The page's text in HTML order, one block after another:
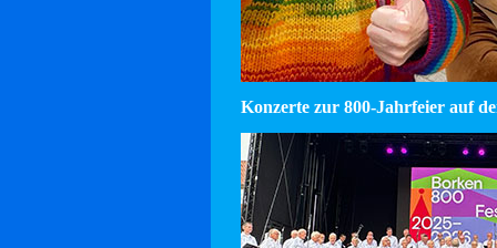
Konzerte zur 800-Jahrfeier auf